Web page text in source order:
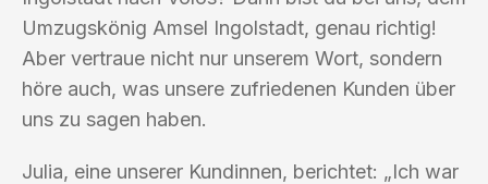
Umzugskönig Amsel Ingolstadt, genau richtig!
Aber vertraue nicht nur unserem Wort, sondern
höre auch, was unsere zufriedenen Kunden über
uns zu sagen haben.
Julia, eine unserer Kundinnen, berichtet: „Ich war